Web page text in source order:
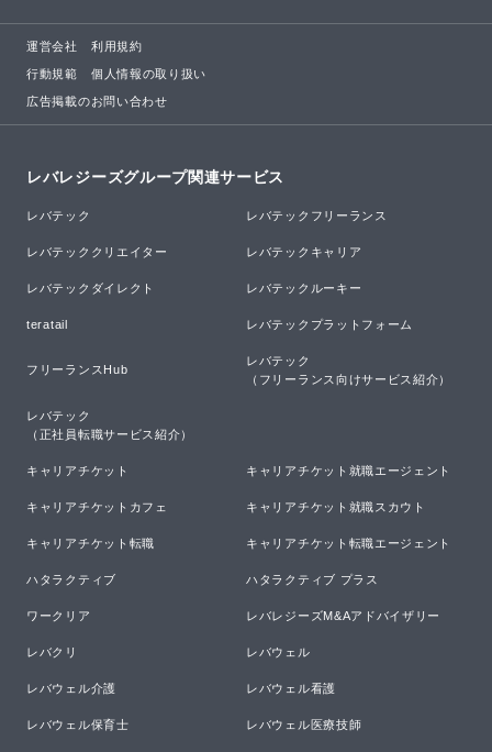
運営会社 利用規約
行動規範 個人情報の取り扱い
広告掲載のお問い合わせ
レバレジーズグループ関連サービス
レバテック レバテックフリーランス
レバテッククリエイター レバテックキャリア
レバテックダイレクト レバテックルーキー
teratail レバテックプラットフォーム
フリーランスHub
レバテック
（フリーランス向けサービス紹介）
レバテック
（正社員転職サービス紹介）
キャリアチケット キャリアチケット就職エージェント
キャリアチケットカフェ キャリアチケット就職スカウト
キャリアチケット転職 キャリアチケット転職エージェント
ハタラクティブ ハタラクティブ プラス
ワークリア レバレジーズM&Aアドバイザリー
レバクリ レバウェル
レバウェル介護 レバウェル看護
レバウェル保育士 レバウェル医療技師